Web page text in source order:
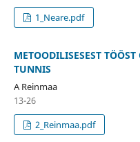
1_Neare.pdf
METOODILISESEST
TUNNIS
A Reinmaa
13-26
2_Reinmaa.pdf